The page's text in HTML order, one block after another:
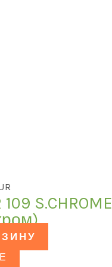
S.CHROME